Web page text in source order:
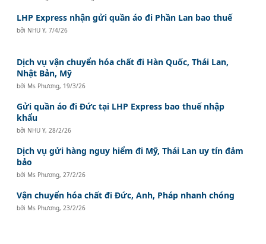
LHP Express nhận gửi quần áo đi Phần Lan bao thuế
bởi NHU Y,7/4/26
Dịch vụ vận chuyển hóa chất đi Hàn Quốc, Thái Lan,
Nhật Bản, Mỹ
bởi Ms Phương, 19/3/26
Gửi quần áo đi Đức tại LHP Express bao thuế nhập
khẩu
bởi NHU Y, 28/2/26
Dịch vụ gửi hàng nguy hiểm đi Mỹ, Thái Lan uy tín đảm
bảo
bởi Ms Phương, 27/2/26
Vận chuyển hóa chất đi Đức, Anh, Pháp nhanh chóng
bởi Ms Phương, 23/2/26